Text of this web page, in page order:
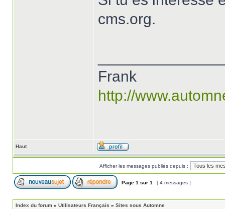
cms.org.
Frank
http://
Haut
Afficher les messages publiés depuis :
Page 1 sur 1 [ 4 messages ]
Index du forum » Utilisateurs Français » Sites sous Automne